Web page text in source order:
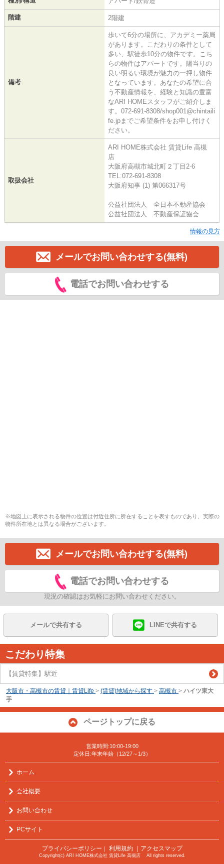
階建 2階建
備考
歩いて6分の場所に、アカデミー薬局
があります。こだわりの条件として
多い、駅徒歩10分の物件です。こち
らの物件はアパートです。陽当りの
良い明るい環境が魅力の一押し物件
となっています。あなたの希望に合
う不動産情報を、経験と知識の豊富
なARI HOMEスタッフがご紹介しま
す。072-691-8308/shop001@chintaili
fe.jpまでご希望条件をお申し付けく
ださい。
取扱会社
ARI HOME株式会社 賃貸Life 高槻
店
大阪府高槻市城北町２丁目2-6
TEL:072-691-8308
大阪府知事 (1) 第066317号
公益社団法人 全日本不動産協会
公益社団法人 不動産保証協会
情報の見方
メールでお問い合わせする(無料)
電話でお問い合わせする
※地図上に表示される物件の位置は付近住所に所在することを表すものであり、実際の
物件所在地とは異なる場合がございます。
メールでお問い合わせする(無料)
電話でお問い合わせする
現況の確認はお気軽にお問い合わせください。
メールで共有する LINEで共有する
こだわり特集
【賃貸特集】駅近
大阪市・高槻市の賃貸｜賃貸Life > (賃貸)地域から探す > 高槻市 > ハイツ東大
手
ページトップに戻る
営業時間:10:00-19:00
定休日:年末年始（12/27～1/3）
ホーム
会社概要
お問い合わせ
PCサイト
プライバシーポリシー 利用規約 ｜アクセスマップ
Copyright(c) ARI HOME株式会社 賃貸Life 高槻店 All rights reserved.